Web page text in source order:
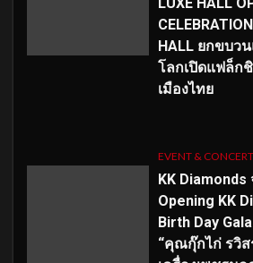
HALL ยกขบว
โลกเปิดแฟล็ก
เมืองไทย
EVENT & CONCERT
KK Diamonds
Opening KK
Birth Day
“คุณกุ๊กไก่ รวิส